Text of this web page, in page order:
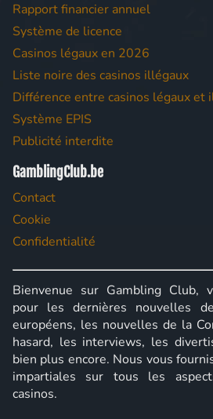
Rapport financier annuel
Système de licence
Casinos légaux en 2026
Liste noire des casinos illégaux
Différence entre casinos légaux et
Système EPIS
Publicité interdite
GamblingClub.be
Contact
Cookie
Confidentialité
Bienvenue sur Gambling Club,
pour les dernières nouvelles
européens, les nouvelles de la
hasard, les interviews, les
bien plus encore. Nous vous
impartiales sur tous les
casinos.